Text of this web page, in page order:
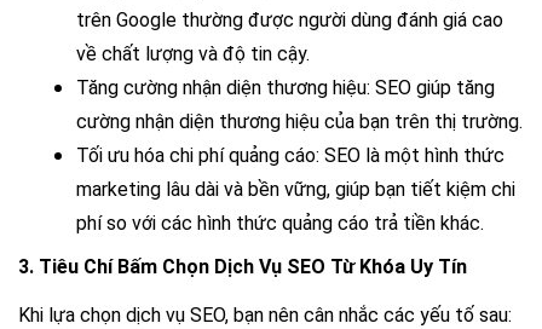
trên Google thường được người dùng đánh giá cao
về chất lượng và độ tin cậy.
Tăng cường nhận diện thương hiệu: SEO giúp tăng
cường nhận diện thương hiệu của bạn trên thị trường.
Tối ưu hóa chi phí quảng cáo: SEO là một hình thức
marketing lâu dài và bền vững, giúp bạn tiết kiệm chi
phí so với các hình thức quảng cáo trả tiền khác.
3. Tiêu Chí Bấm Chọn Dịch Vụ SEO Từ Khóa Uy Tín
Khi lựa chọn dịch vụ SEO, bạn nên cân nhắc các yếu tố sau: